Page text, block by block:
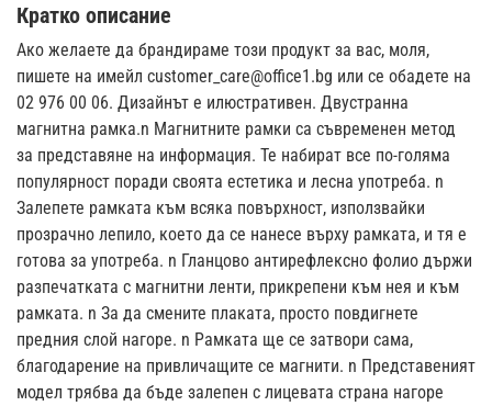
Кратко описание
Ако желаете да брандираме този продукт за вас, моля,
пишете на имейл customer_care@office1.bg или се обадете на
02 976 00 06. Дизайнът е илюстративен. Двустранна
магнитна рамка.n Магнитните рамки са съвременен метод
за представяне на информация. Те набират все по-голяма
популярност поради своята естетика и лесна употреба. n
Залепете рамката към всяка повърхност, използвайки
прозрачно лепило, което да се нанесе върху рамката, и тя е
готова за употреба. n Гланцово антирефлексно фолио държи
разпечатката с магнитни ленти, прикрепени към нея и към
рамката. n За да смените плаката, просто повдигнете
предния слой нагоре. n Рамката ще се затвори сама,
благодарение на привличащите се магнити. n Представеният
модел трябва да бъде залепен с лицевата страна нагоре